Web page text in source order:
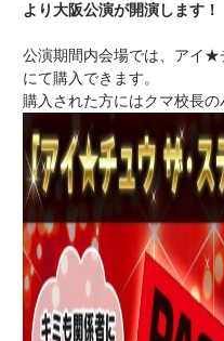
イベント・キャンペーン
ミュージック
グッズ・本
ギャラリー
アプリゲーム
イベント・キャンペーン
ミュージック
グッズ・本
ギャラリー
より大阪公演が開演します！
公演期間内会場では、アイ★
にて購入できます。
購入された方にはクマ校長